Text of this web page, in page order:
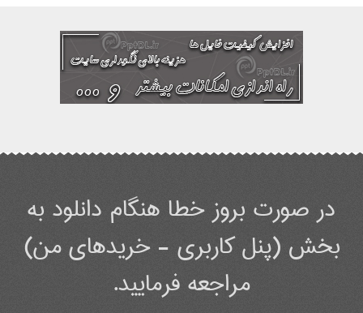
در صورت بروز خطا هنگام دانلود به
بخش (پنل کاربری - خریدهای من)
مراجعه فرمایید.